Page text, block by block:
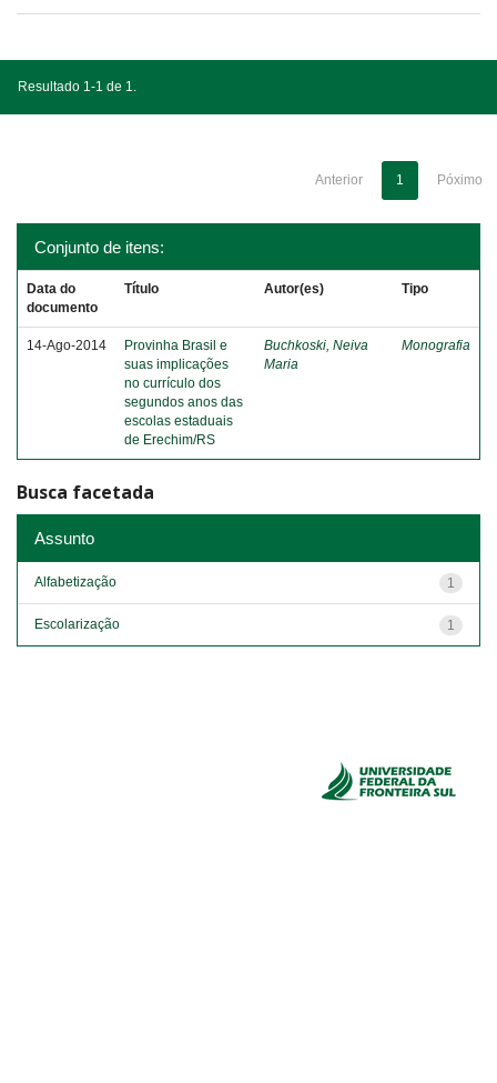
Resultado 1-1 de 1.
Anterior 1 Póximo
Conjunto de itens:
Data do
documento
Título Autor(es) Tipo
14-Ago-2014
Provinha Brasil e
suas implicações
no currículo dos
segundos anos das
escolas estaduais
de Erechim/RS
Buchkoski, Neiva
Maria
Monografia
Busca facetada
Assunto
1
Alfabetização
1
Escolarização